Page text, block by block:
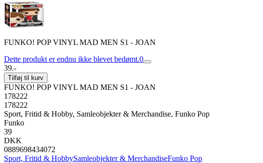
FUNKO! POP VINYL MAD MEN S1 - JOAN
Dette produkt er endnu ikke blevet bedømt.0
39.-
Tilføj til kurv
FUNKO! POP VINYL MAD MEN S1 - JOAN
178222
178222
Sport, Fritid & Hobby, Samleobjekter & Merchandise, Funko Pop
Funko
39
DKK
0889698434072
Sport, Fritid & HobbySamleobjekter & MerchandiseFunko Pop